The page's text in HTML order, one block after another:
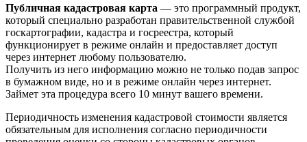
Публичная кадастровая карта — это программный продукт,
который специально разработан правительственной службой
госкартографии, кадастра и госреестра, который
функционирует в режиме онлайн и предоставляет доступ
через интернет любому пользователю.
Получить из него информацию можно не только подав запрос
в бумажном виде, но и в режиме онлайн через интернет.
Займет эта процедура всего 10 минут вашего времени.
Периодичность изменения кадастровой стоимости является
обязательным для исполнения согласно периодичности